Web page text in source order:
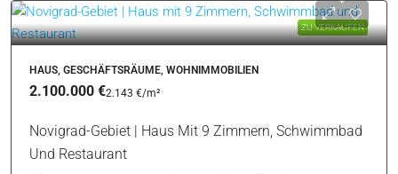
ZU VERKAUFEN
HAUS, GESCHÄFTSRÄUME, WOHNIMMOBILIEN
2.100.000 €2.143 €/m²
Novigrad-Gebiet | Haus Mit 9 Zimmern, Schwimmbad
Und Restaurant